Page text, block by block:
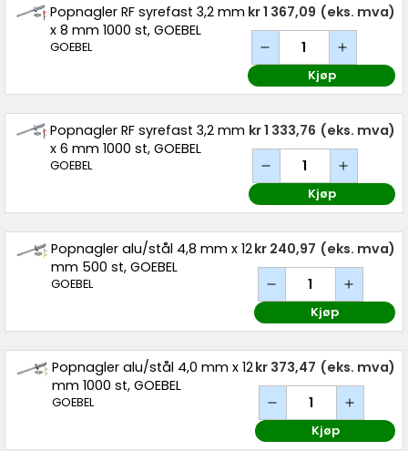
Popnagler RF syrefast 3,2 mm
x 8 mm 1000 st, GOEBEL
GOEBEL
kr 1 367,09 (eks. mva)
Kjøp
Popnagler RF syrefast 3,2 mm
x 6 mm 1000 st, GOEBEL
GOEBEL
kr 1 333,76 (eks. mva)
Kjøp
Popnagler alu/stål 4,8 mm x 12
mm 500 st, GOEBEL
GOEBEL
kr 240,97 (eks. mva)
Kjøp
Popnagler alu/stål 4,0 mm x 12
mm 1000 st, GOEBEL
GOEBEL
kr 373,47 (eks. mva)
Kjøp